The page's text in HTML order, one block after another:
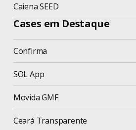
Caiena SEED
Cases em Destaque
Confirma
SOL App
Movida GMF
Ceará Transparente